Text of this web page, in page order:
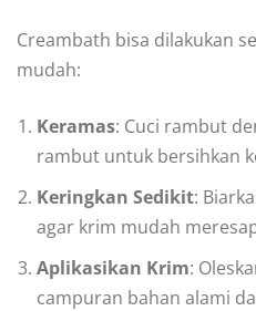
Creambath bisa dilakukan
mudah:
Keramas: Cuci rambut
rambut untuk bersihkan
Keringkan Sedikit:
agar krim mudah
Aplikasikan Krim:
campuran bahan alami